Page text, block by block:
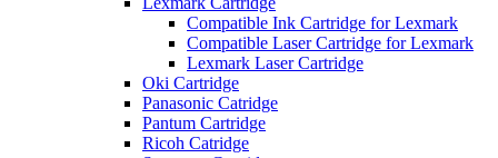
Compatible Ink Cartridge for Lexmark
Compatible Laser Cartridge for Lexmark
Lexmark Laser Cartridge
Oki Cartridge
Panasonic Catridge
Pantum Cartridge
Ricoh Catridge